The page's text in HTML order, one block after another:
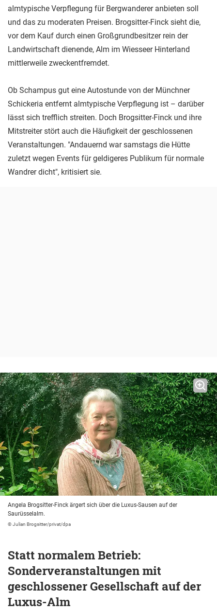
almtypische Verpflegung für Bergwanderer anbieten soll
und das zu moderaten Preisen. Brogsitter-Finck sieht die,
vor dem Kauf durch einen Großgrundbesitzer rein der
Landwirtschaft dienende, Alm im Wiesseer Hinterland
mittlerweile zweckentfremdet.
Ob Schampus gut eine Autostunde von der Münchner
Schickeria entfernt almtypische Verpflegung ist – darüber
lässt sich trefflich streiten. Doch Brogsitter-Finck und ihre
Mitstreiter stört auch die Häufigkeit der geschlossenen
Veranstaltungen. "Andauernd war samstags die Hütte
zuletzt wegen Events für geldigeres Publikum für normale
Wandrer dicht", kritisiert sie.
Angela Brogsitter-Finck ärgert sich über die Luxus-Sausen auf der
Saurüsselalm.
© Julian Brogsitter/privat/dpa
Statt normalem Betrieb:
Sonderveranstaltungen mit
geschlossener Gesellschaft auf der
Luxus-Alm